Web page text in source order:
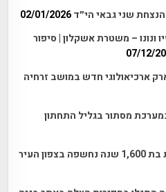
שני גבאי הי״ד 02/01/2026
ונונו – משטרת אשקלון | סיפור
07/12/
ארכיאולוגי חדש במושב זרחיה
מסתור בגליל התחתון
שרידי אחוזה שומרונית מפוארת בת 1,600 שנה נחשפה בצפון העיר